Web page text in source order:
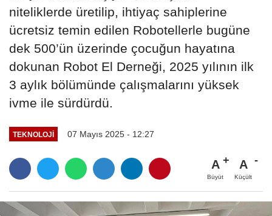
niteliklerde üretilip, ihtiyaç sahiplerine
ücretsiz temin edilen Robotellerle bugüne
dek 500’ün üzerinde çocuğun hayatına
dokunan Robot El Derneği, 2025 yılının ilk
3 aylık bölümünde çalışmalarını yüksek
ivme ile sürdürdü.
TEKNOLOJI 07 Mayıs 2025 - 12:27
A
Büyüt
A
Küçült